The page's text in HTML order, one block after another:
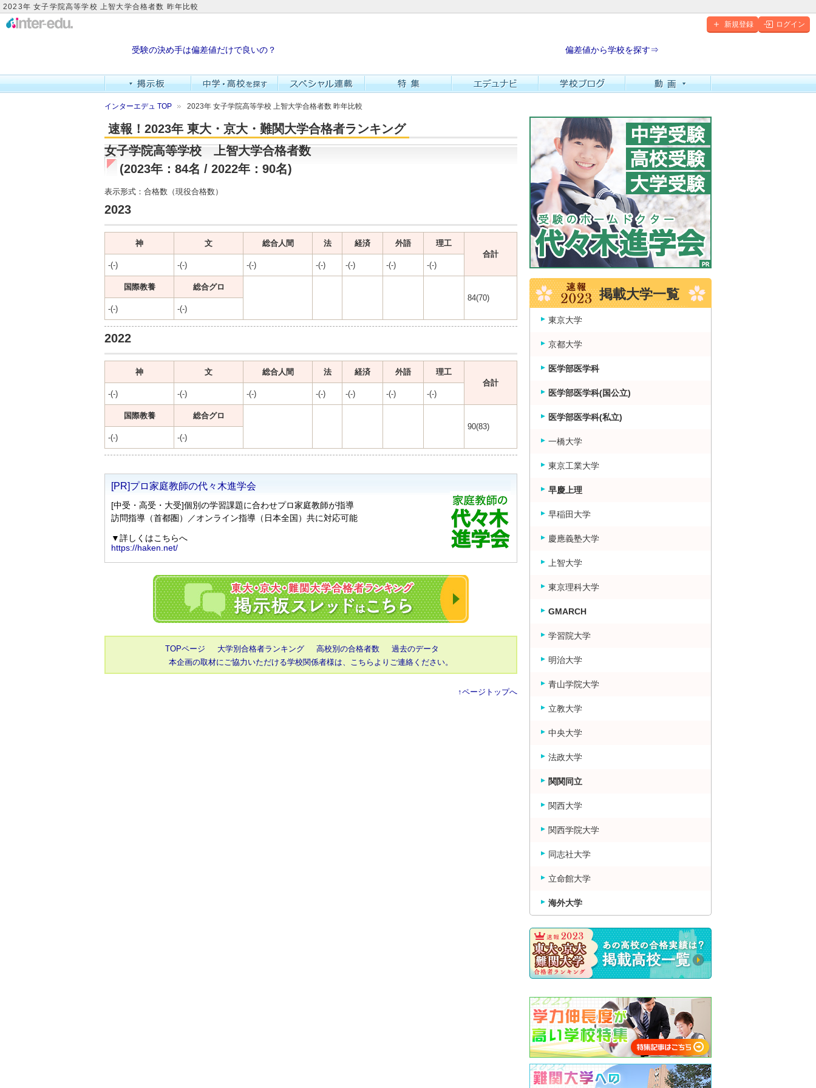
2023年 女子学院高等学校 上智大学合格者数 昨年比較
新規登録 ログイン
受験の決め手は偏差値だけで良いの？ 偏差値から学校を探す⇒
インターエデュ TOP 2023年 女子学院高等学校 上智大学合格者数 昨年比較
速報！2023年 東大・京大・難関大学合格者ランキング
女子学院高等学校 上智大学合格者数
(2023年：84名 / 2022年：90名)
表示形式：合格数（現役合格数）
2023
神 文 総合人間 法 経済 外語
理工
合計
-(-)
-(-) -(-) -(-) -(-) -(-) -(-)
国際教養
総合グロ
84(70)
-(-)
-(-)
2022
神 文 総合人間 法 経済 外語
理工
合計
-(-)
-(-) -(-) -(-) -(-) -(-) -(-)
国際教養
総合グロ
90(83)
-(-)
-(-)
TOPページ 大学別合格者ランキング 高校別の合格者数
過去のデータ
本企画の取材にご協力いただける学校関係者様は、こちらよりご連絡ください。
↑ページトップへ
掲載大学一覧
東京大学
京都大学
医学部医学科
医学部医学科(国公立)
医学部医学科(私立)
一橋大学
東京工業大学
早慶上理
早稲田大学
慶應義塾大学
上智大学
東京理科大学
GMARCH
学習院大学
明治大学
青山学院大学
立教大学
中央大学
法政大学
関関同立
関西大学
関西学院大学
同志社大学
立命館大学
海外大学